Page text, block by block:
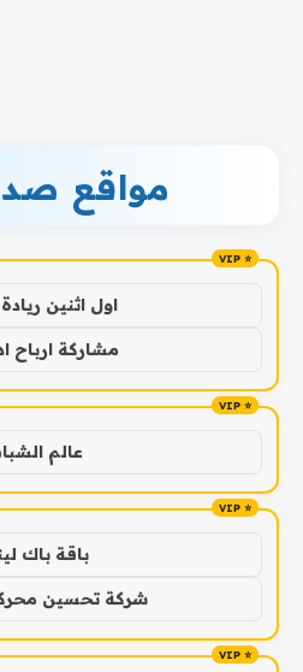
مواقع
اول اثنين
مشاركة ارباح
عالم
باقة باك
شركة تحسين